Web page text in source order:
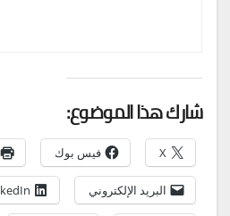
شارك هذا الموضوع:
X فيس بوك
البريد الإلكتروني